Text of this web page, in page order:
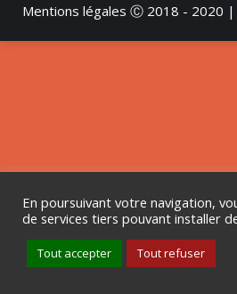
Mentions légales Ⓒ 2018 - 2020 |
En poursuivant votre navigation,
de services tiers pouvant installer
Tout accepter Tout refuser